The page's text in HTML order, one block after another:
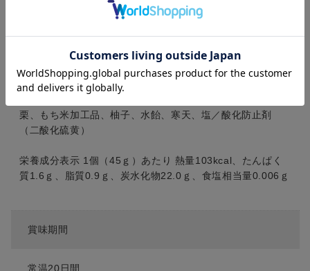
栗、もち米加工品、柚子、水飴、寒天、塩／酸化防止剤
（二酸化硫黄）
栄養成分表示 1個（45ｇ）あたり 熱量103kcal、たんぱく
質1.6ｇ、脂質0.9ｇ、炭水化物22.0ｇ、食塩相当量0.006ｇ
賞味期間
常温20日間